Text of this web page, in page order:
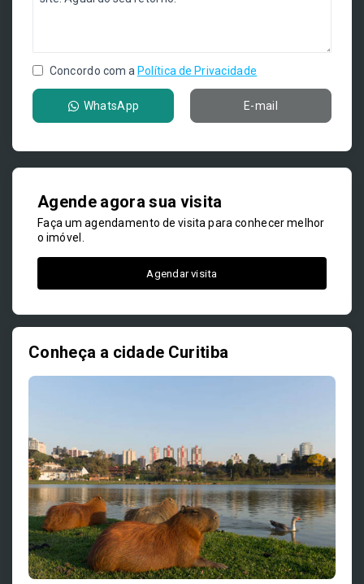
Concordo com a Política de Privacidade
WhatsApp E-mail
Agende agora sua visita
Faça um agendamento de visita para conhecer melhor
o imóvel.
Agendar visita
Conheça a cidade Curitiba